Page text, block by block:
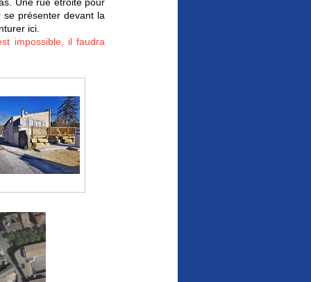
présenter devant la
ici.
impossible, il faudra